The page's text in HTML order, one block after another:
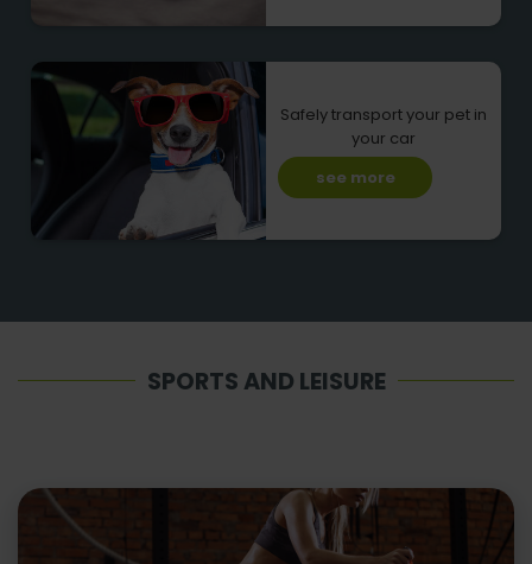
Safely transport your pet in
your car
see more
SPORTS AND LEISURE